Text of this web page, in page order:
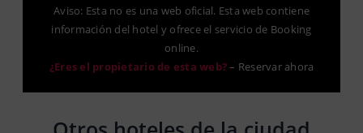
Aviso: Esta no es una web oficial. Esta web contiene
información del hotel y ofrece el servicio de Booking
online.
¿Eres el propietario de esta web?– Reservar ahora